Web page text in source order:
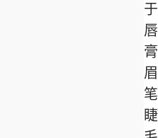
于
唇
眉
睫